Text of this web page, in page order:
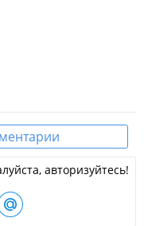
авторизуйтесь!